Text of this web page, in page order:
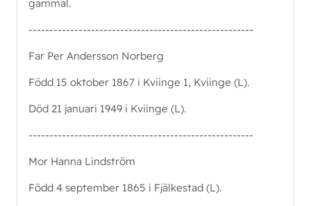
gammal.
------------------------------------------------------
Far Per Andersson Norberg
Född 15 oktober 1867 i Kviinge 1, Kviinge (L).
Död 21 januari 1949 i Kviinge (L).
------------------------------------------------------
Mor Hanna Lindström
Född 4 september 1865 i Fjälkestad (L).